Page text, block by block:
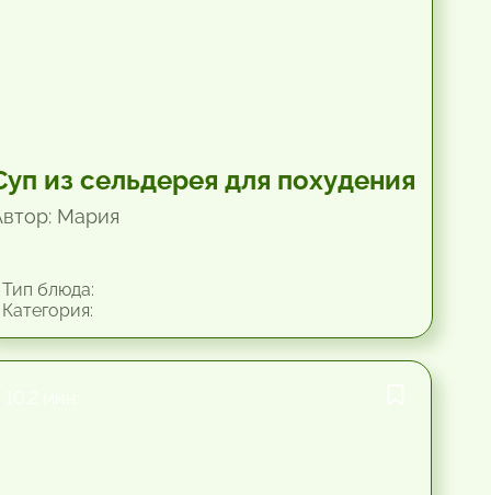
из сельдерея для похудения
Мария
блюда: